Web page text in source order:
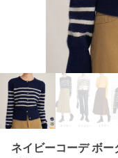
ネイビーコーデ ボ